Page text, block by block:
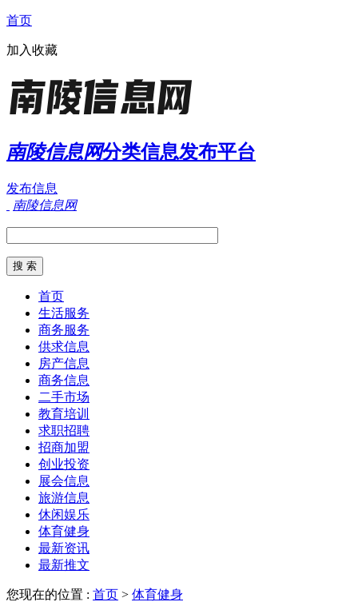
首页
加入收藏
南陵信息网分类信息发布平台
发布信息
南陵信息网
首页
生活服务
商务服务
供求信息
房产信息
商务信息
二手市场
教育培训
求职招聘
招商加盟
创业投资
展会信息
旅游信息
休闲娱乐
体育健身
最新资讯
最新推文
您现在的位置 : 首页 > 体育健身